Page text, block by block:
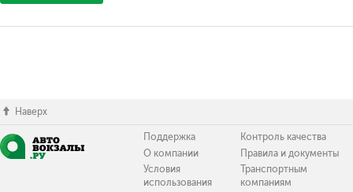
Наверх
Поддержка
О компании
Условия
использования
Контроль качества
Правила и документы
Транспортным
компаниям